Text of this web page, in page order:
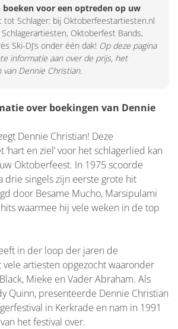
boeken voor een optreden op uw
tot Schlager: bij Oktoberfeestartiesten.nl
Oktoberfest Bands,
Ski-DJ’s onder één dak! Op deze pagina
informatie aan over de prijs, het
Dennie Christian.
over boekingen van Dennie
Dennie Christian! Deze
‘hart en ziel’ voor het schlagerlied kan
Oktoberfeest. In 1975 scoorde
drie singels zijn eerste grote hit
door Besame Mucho, Marsipulami
waarmee hij vele weken in de top
in der loop der jaren de
artiesten opgezocht waaronder
Mieke en Vader Abraham. Als
Quinn, presenteerde Dennie Christian
in Kerkrade en nam in 1991
het festival over.